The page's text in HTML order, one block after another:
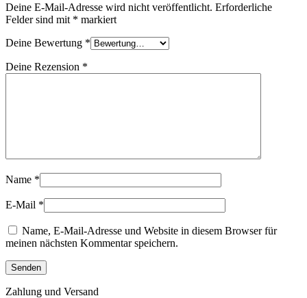
Deine E-Mail-Adresse wird nicht veröffentlicht. Erforderliche
Felder sind mit * markiert
Deine Bewertung *
Deine Rezension *
Name *
E-Mail *
Name, E-Mail-Adresse und Website in diesem Browser für
meinen nächsten Kommentar speichern.
Zahlung und Versand